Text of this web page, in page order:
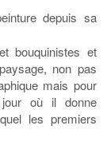
depuis sa
bouquinistes et
non pas
mais pour
où il donne
les premiers